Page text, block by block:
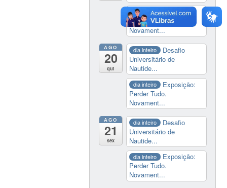
dia inteiro
Exposição:
Perder Tudo.
Novament...
AGO
20
qui
dia inteiro
Desafio
Universitário de
Nautide...
dia inteiro
Exposição:
Perder Tudo.
Novament...
AGO
21
sex
dia inteiro
Desafio
Universitário de
Nautide...
dia inteiro
Exposição:
Perder Tudo.
Novament...